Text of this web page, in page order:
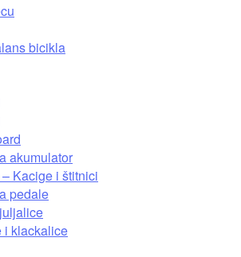
bicikla
akumulator
Kacige i štitnici
pedale
i klackalice